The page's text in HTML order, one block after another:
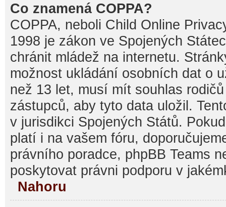
Co znamená COPPA?
COPPA, neboli Child Online
1998 je zákon ve Spojených
chránit mládež na internetu.
možnost ukládání osobních dat o
než 13 let, musí mít souhlas
zástupců, aby tyto data uložil.
v jurisdikci Spojených Států.
platí i na vašem fóru,
právního poradce, phpBB Teams
poskytovat právni podporu v
Nahoru